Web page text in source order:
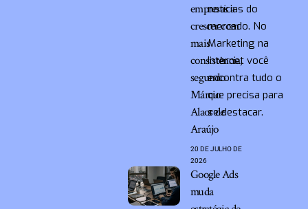
empresas a
crescer com
mais
consistência,
segundo
Márcio
Alaor de
Araújo
20 DE JULHO DE
2026
Google Ads
muda
notícias do
mercado. No
Marketing na
Internet você
encontra tudo o
que precisa para
se destacar.